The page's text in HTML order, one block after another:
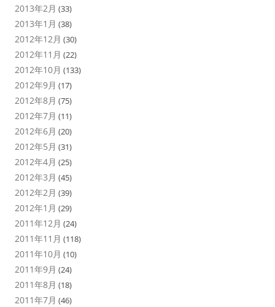
2013年2月 (33)
2013年1月 (38)
2012年12月 (30)
2012年11月 (22)
2012年10月 (133)
2012年9月 (17)
2012年8月 (75)
2012年7月 (11)
2012年6月 (20)
2012年5月 (31)
2012年4月 (25)
2012年3月 (45)
2012年2月 (39)
2012年1月 (29)
2011年12月 (24)
2011年11月 (118)
2011年10月 (10)
2011年9月 (24)
2011年8月 (18)
2011年7月 (46)